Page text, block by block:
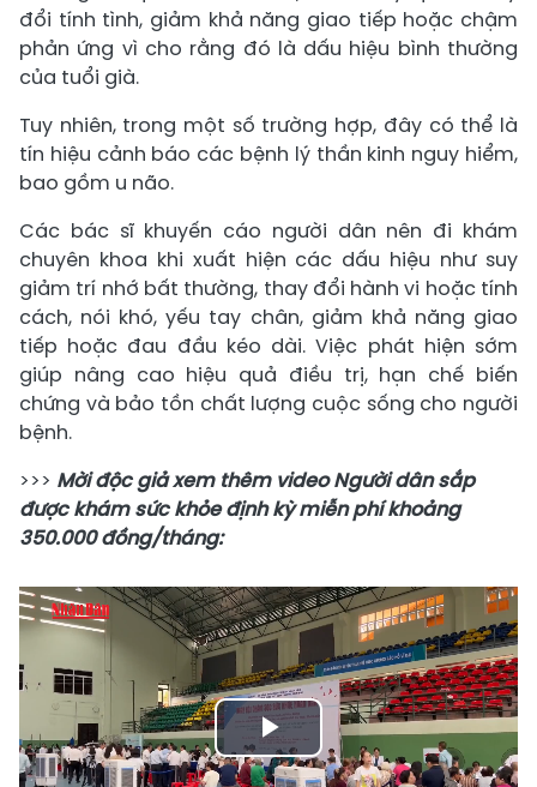
đổi tính tình, giảm khả năng giao tiếp hoặc chậm
phản ứng vì cho rằng đó là dấu hiệu bình thường
của tuổi già.
Tuy nhiên, trong một số trường hợp, đây có thể là
tín hiệu cảnh báo các bệnh lý thần kinh nguy hiểm,
bao gồm u não.
Các bác sĩ khuyến cáo người dân nên đi khám
chuyên khoa khi xuất hiện các dấu hiệu như suy
giảm trí nhớ bất thường, thay đổi hành vi hoặc tính
cách, nói khó, yếu tay chân, giảm khả năng giao
tiếp hoặc đau đầu kéo dài. Việc phát hiện sớm
giúp nâng cao hiệu quả điều trị, hạn chế biến
chứng và bảo tồn chất lượng cuộc sống cho người
bệnh.
>>> Mời độc giả xem thêm video Người dân sắp
được khám sức khỏe định kỳ miễn phí khoảng
350.000 đồng/tháng:
Play